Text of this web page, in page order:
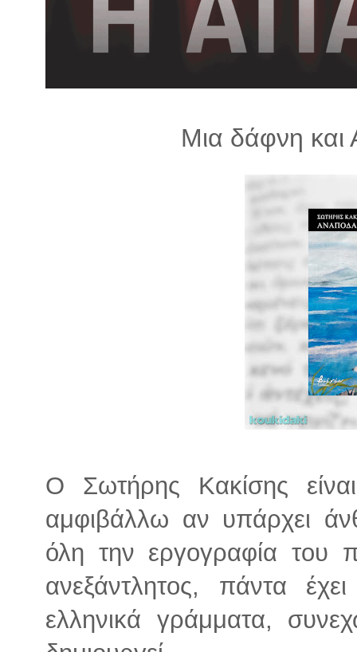
Μια δάφνη
Ο Σωτήρης Κακίσης
αμφιβάλλω αν υπάρχει
όλη την εργογραφία του
ανεξάντλητος, πάντα
ελληνικά γράμματα,